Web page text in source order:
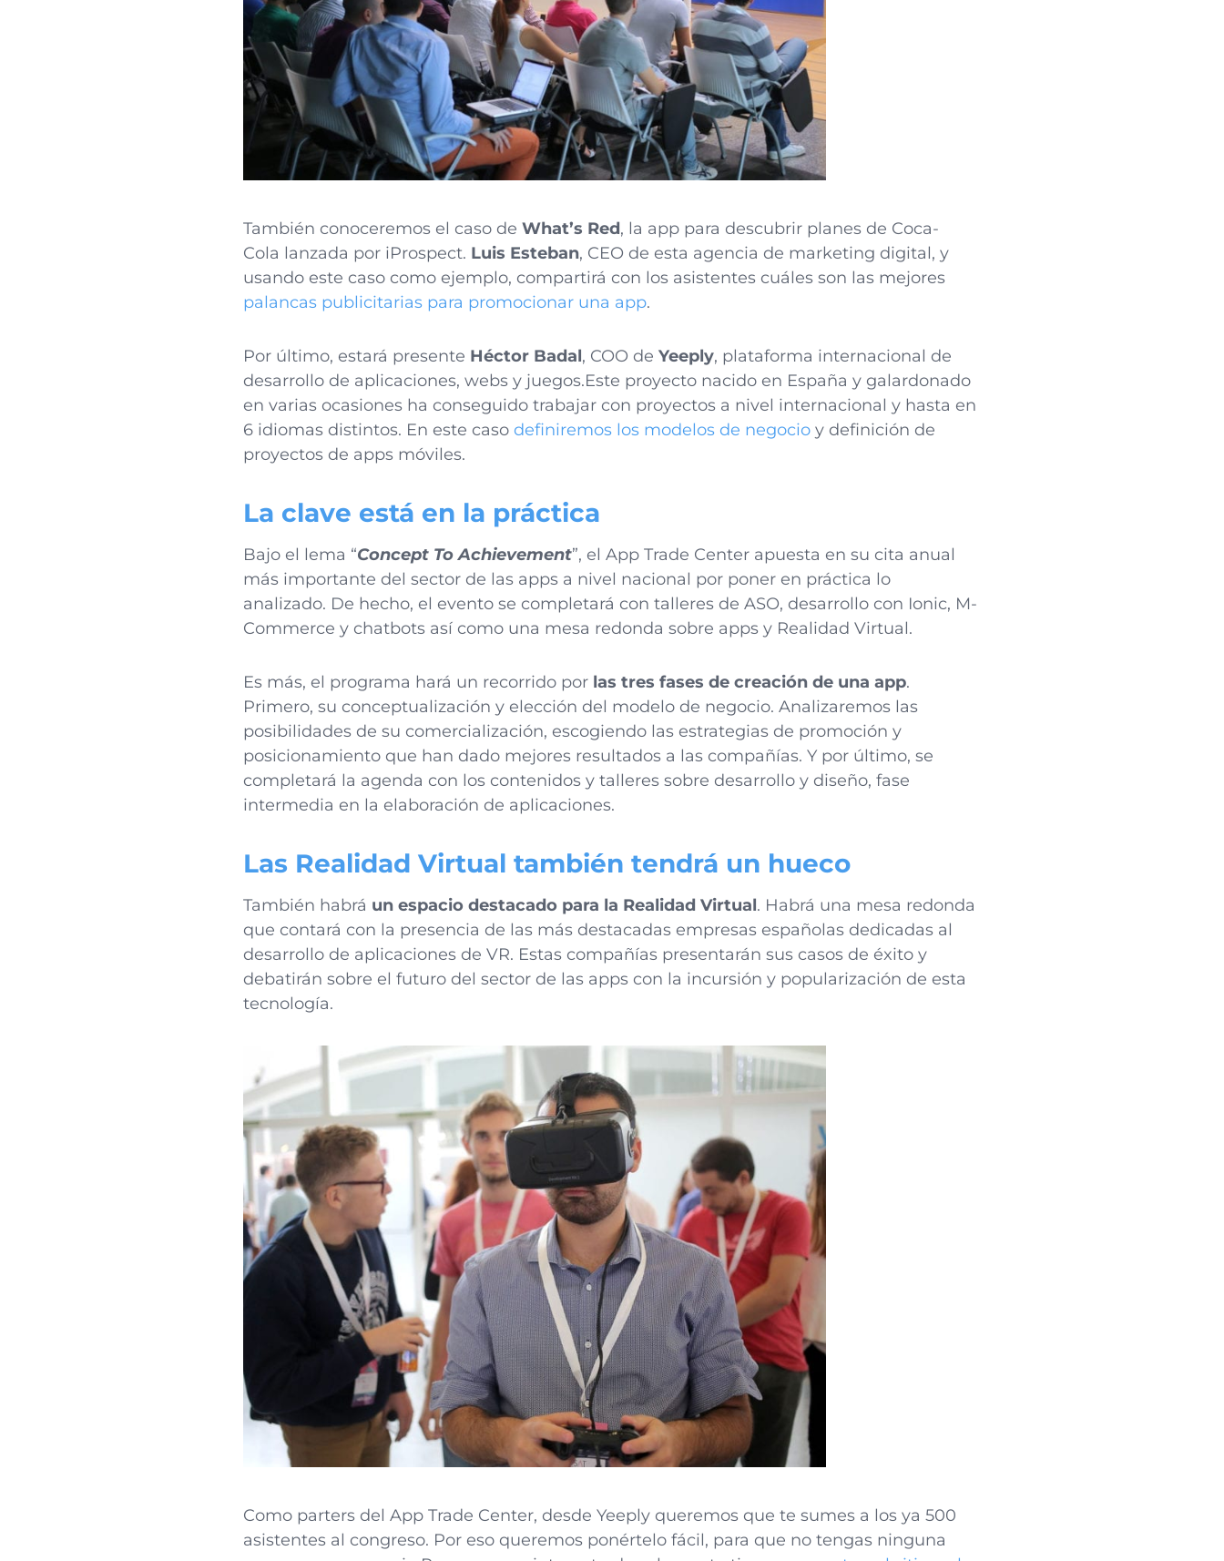
También conoceremos el caso de What’s Red, la app para descubrir planes de Coca-
Cola lanzada por iProspect. Luis Esteban, CEO de esta agencia de marketing digital, y
usando este caso como ejemplo, compartirá con los asistentes cuáles son las mejores
palancas publicitarias para promocionar una app.
Por último, estará presente Héctor Badal, COO de Yeeply, plataforma internacional de
desarrollo de aplicaciones, webs y juegos.Este proyecto nacido en España y galardonado
en varias ocasiones ha conseguido trabajar con proyectos a nivel internacional y hasta en
6 idiomas distintos. En este caso definiremos los modelos de negocio y definición de
proyectos de apps móviles.
La clave está en la práctica
Bajo el lema “Concept To Achievement”, el App Trade Center apuesta en su cita anual
más importante del sector de las apps a nivel nacional por poner en práctica lo
analizado. De hecho, el evento se completará con talleres de ASO, desarrollo con Ionic, M-
Commerce y chatbots así como una mesa redonda sobre apps y Realidad Virtual.
Es más, el programa hará un recorrido por las tres fases de creación de una app.
Primero, su conceptualización y elección del modelo de negocio. Analizaremos las
posibilidades de su comercialización, escogiendo las estrategias de promoción y
posicionamiento que han dado mejores resultados a las compañías. Y por último, se
completará la agenda con los contenidos y talleres sobre desarrollo y diseño, fase
intermedia en la elaboración de aplicaciones.
Las Realidad Virtual también tendrá un hueco
También habrá un espacio destacado para la Realidad Virtual. Habrá una mesa redonda
que contará con la presencia de las más destacadas empresas españolas dedicadas al
desarrollo de aplicaciones de VR. Estas compañías presentarán sus casos de éxito y
debatirán sobre el futuro del sector de las apps con la incursión y popularización de esta
tecnología.
Como parters del App Trade Center, desde Yeeply queremos que te sumes a los ya 500
asistentes al congreso. Por eso queremos ponértelo fácil, para que no tengas ninguna